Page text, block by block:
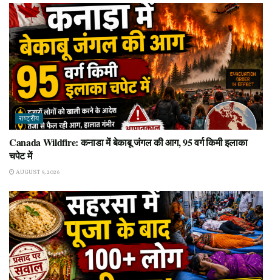
राष्ट्रीय
Canada Wildfire: कनाडा में बेकाबू जंगल की आग, 95 वर्ग किमी इलाका
चपेट में
AUGUST 9, 2026